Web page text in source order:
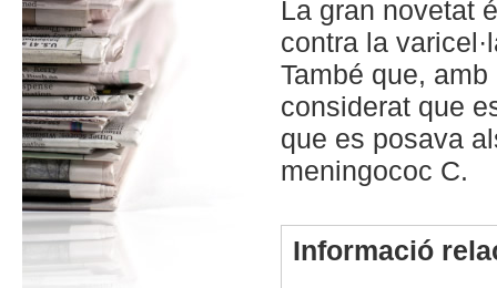
La gran novetat
contra la
També que,
considerat que
que es posava
meningococ C.
Informació